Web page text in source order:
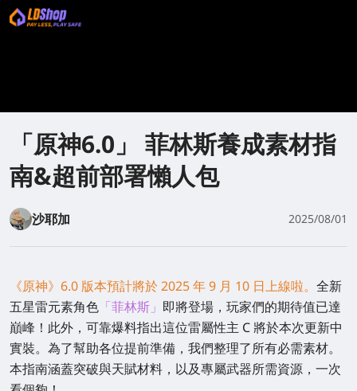
「原神6.0」 菲林斯養成素材指
南&超前部署懶人包
沙耶加 2025/08/01
《原神》6.0 版本預計將於 2025 年 9 月 10 日上線啦。 全新
五星雷元素角色 「菲林斯」 即將登場，玩家們的期待值已達
巔峰！此外，可靠爆料指出這位雷屬性主 C 將於本次更新中
實裝。為了幫助各位提前準備，我們整理了所有必需素材。
本指南涵蓋突破與天賦材料，以及專屬武器所需資源，一次